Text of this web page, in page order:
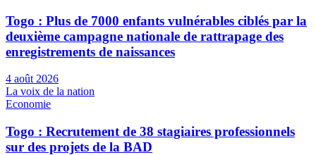
Togo : Plus de 7000 enfants vulnérables ciblés par la
deuxième campagne nationale de rattrapage des
enregistrements de naissances
4 août 2026
La voix de la nation
Economie
Togo : Recrutement de 38 stagiaires professionnels
sur des projets de la BAD